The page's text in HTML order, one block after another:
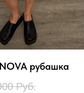
рубашка
Руб.